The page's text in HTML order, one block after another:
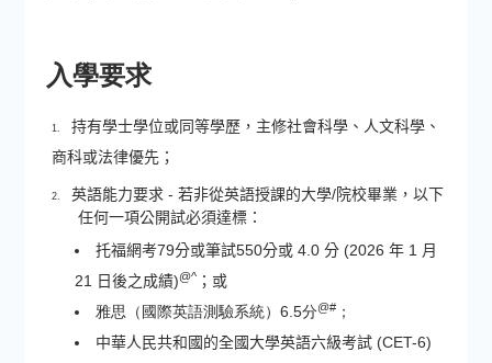
入學要求
1.
持有學士學位或同等學歷，主修社會科學、人文科學、
商科或法律優先；
2.
英語能力要求 - 若非從英語授課的大學/院校畢業，以下
任何一項公開試必須達標：
托福網考79分或筆試550分或 4.0 分 (2026 年 1 月
21 日後之成績)@^；或
雅思（國際英語測驗系統） 6.5分@#；
中華人民共和國的全國大學英語六級考試 (CET-6)